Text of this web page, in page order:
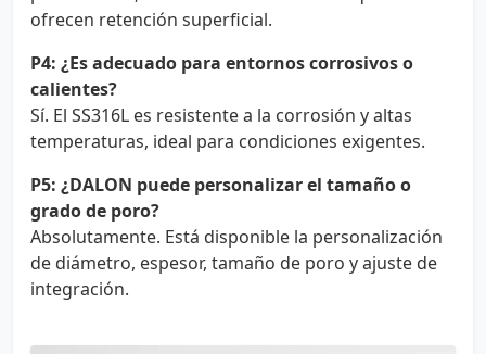
ofrecen retención superficial.
P4: ¿Es adecuado para entornos corrosivos o
calientes?
Sí. El SS316L es resistente a la corrosión y altas
temperaturas, ideal para condiciones exigentes.
P5: ¿DALON puede personalizar el tamaño o
grado de poro?
Absolutamente. Está disponible la personalización
de diámetro, espesor, tamaño de poro y ajuste de
integración.